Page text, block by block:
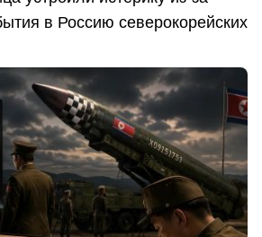
в Россию северокорейских